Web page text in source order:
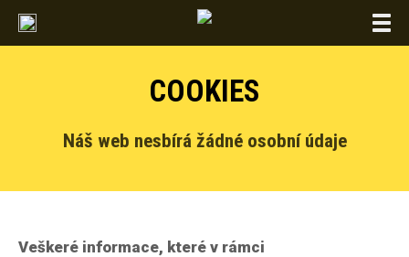
COOKIES
Náš web nesbírá žádné osobní údaje
Veškeré informace, které v rámci